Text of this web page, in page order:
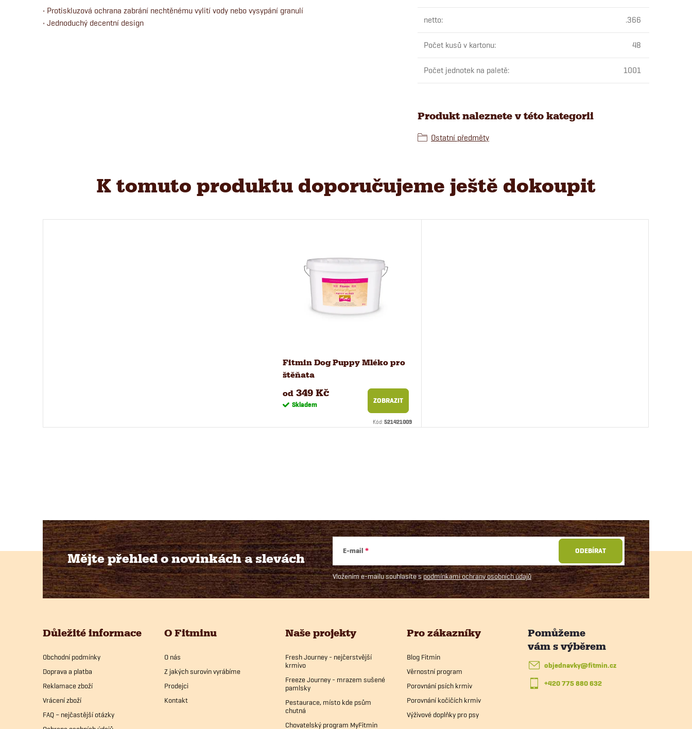
• Protiskluzová ochrana zabrání nechtěnému vylití vody nebo vysypání granulí
• Jednoduchý decentní design
netto: .366
Počet kusů v kartonu: 48
Počet jednotek na paletě: 1001
Produkt naleznete v této kategorii
Ostatní předměty
K tomuto produktu doporučujeme ještě dokoupit
Fitmin Dog Puppy Mléko pro
štěňata
od349 Kč
Skladem ZOBRAZIT
Kód:521421009
Mějte přehled o novinkácha slevách
E-mail
Vložením e-mailu souhlasíte spodmínkami ochrany osobních údajů
ODEBÍRAT
Důležité informace
Obchodní podmínky
Doprava a platba
Reklamace zboží
Vrácení zboží
FAQ – nejčastější otázky
O Fitminu
O nás
Z jakých surovin vyrábíme
Prodejci
Kontakt
Naše projekty
Fresh Journey - nejčerstvější
krmivo
Freeze Journey - mrazem sušené
pamlsky
Pestaurace, místo kde psům
chutná
Chovatelský program MyFitmin
Pro zákazníky
Blog Fitmin
Věrnostní program
Porovnání psích krmiv
Porovnání kočičích krmiv
Výživové doplňky pro psy
objednavky@fitmin.cz
+420 775 880 632